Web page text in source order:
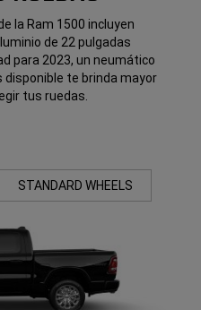
la Ram 1500 incluyen
de 22 pulgadas
para 2023, un neumático
te brinda mayor
tus ruedas.
STANDARD WHEELS